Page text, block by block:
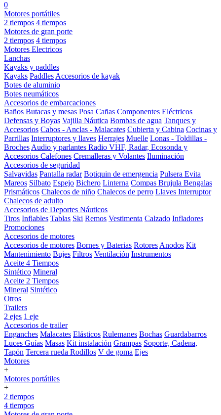
0
Motores portátiles
2 tiempos 4 tiempos
Motores de gran porte
2 tiempos 4 tiempos
Motores Electricos
Lanchas
Kayaks y paddles
Kayaks Paddles Accesorios de kayak
Botes de aluminio
Botes neumáticos
Accesorios de embarcaciones
Baños Butacas y mesas Posa Cañas Componentes Eléctricos
Defensas y Boyas Vajilla Náutica Bombas de agua Tanques y
Accesorios Cabos - Anclas - Malacates Cubierta y Cabina Cocinas y
Parrillas Interruptores y llaves Herrajes Muelle Lonas - Toldillas -
Broches Audio y parlantes Radio VHF, Radar, Ecosonda y
Accesorios Calefones Cremalleras y Volantes Iluminación
Accesorios de seguridad
Salvavidas Pantalla radar Botiquin de emergencia Pulsera Evita
Mareos Silbato Espejo Bichero Linterna Compas Brujula Bengalas
Prismáticos Chalecos de niño Chalecos de perro Llaves Interruptor
Chalecos de adulto
Accesorios de Deportes Náuticos
Tiros Inflables Tablas Ski Remos Vestimenta Calzado Infladores
Promociones
Accesorios de motores
Accesorios de motores Bornes y Baterias Rotores Anodos Kit
Mantenimiento Bujes Filtros Ventilación Instrumentos
Aceite 4 Tiempos
Sintético Mineral
Aceite 2 Tiempos
Mineral Sintético
Otros
Trailers
2 ejes 1 eje
Accesorios de trailer
Enganches Malacates Elásticos Rulemanes Bochas Guardabarros
Luces Guías Masas Kit instalación Grampas Soporte, Cadena,
Tapón Tercera rueda Rodillos V de goma Ejes
Motores
+
Motores portátiles
+
2 tiempos
4 tiempos